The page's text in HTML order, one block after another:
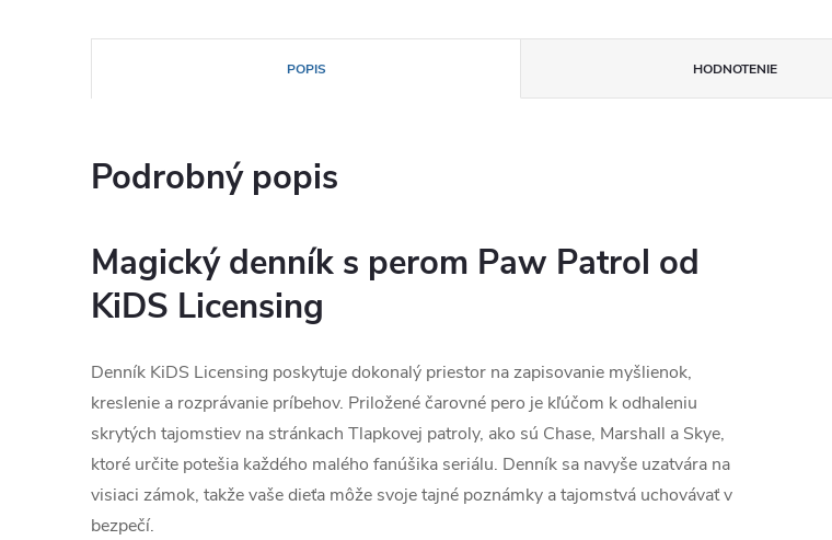
POPIS HODNOTENIE
Podrobný popis
Magický denník s perom Paw Patrol od
KiDS Licensing
Denník KiDS Licensing poskytuje dokonalý priestor na zapisovanie myšlienok,
kreslenie a rozprávanie príbehov. Priložené čarovné pero je kľúčom k odhaleniu
skrytých tajomstiev na stránkach Tlapkovej patroly, ako sú Chase, Marshall a Skye,
ktoré určite potešia každého malého fanúšika seriálu. Denník sa navyše uzatvára na
visiaci zámok, takže vaše dieťa môže svoje tajné poznámky a tajomstvá uchovávať v
bezpečí.